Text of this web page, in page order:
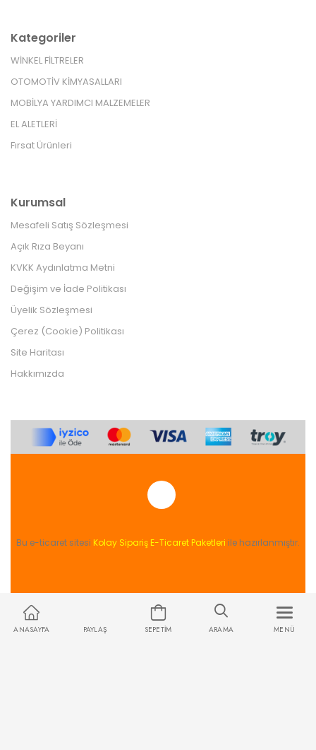
Kategoriler
WİNKEL FİLTRELER
OTOMOTİV KİMYASALLARI
MOBİLYA YARDIMCI MALZEMELER
EL ALETLERİ
Fırsat Ürünleri
Kurumsal
Mesafeli Satış Sözleşmesi
Açık Rıza Beyanı
KVKK Aydınlatma Metni
Değişim ve İade Politikası
Üyelik Sözleşmesi
Çerez (Cookie) Politikası
Site Haritası
Hakkımızda
Bu e-ticaret sitesi Kolay Sipariş E-Ticaret Paketleri ile hazırlanmıştır.
ANASAYFA PAYLAŞ SEPETIM ARAMA MENÜ